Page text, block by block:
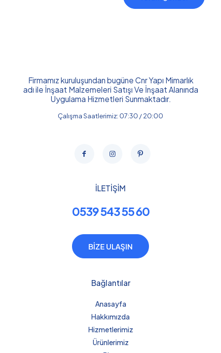
Firmamız kuruluşundan bugüne Cnr Yapı Mimarlık
adı ile İnşaat Malzemeleri Satışı Ve İnşaat Alanında
Uygulama Hizmetleri Sunmaktadır.
Çalışma Saatlerimiz: 07:30 / 20:00
İLETİŞİM
0539 543 55 60
BİZE ULAŞIN
Bağlantılar
Anasayfa
Hakkımızda
Hizmetlerimiz
Ürünlerimiz